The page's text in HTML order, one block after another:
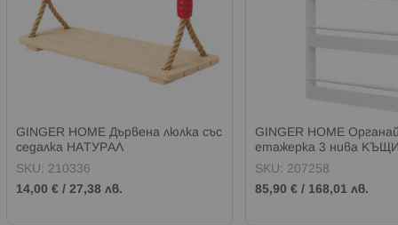
GINGER HOME Дървена люлка със
седалка НАТУРАЛ
SKU: 210336
14,00 € / 27,38 лв.
GINGER HOME
етажерка 3 нива
WHITE
SKU: 207258
85,90 € / 168,01 лв.